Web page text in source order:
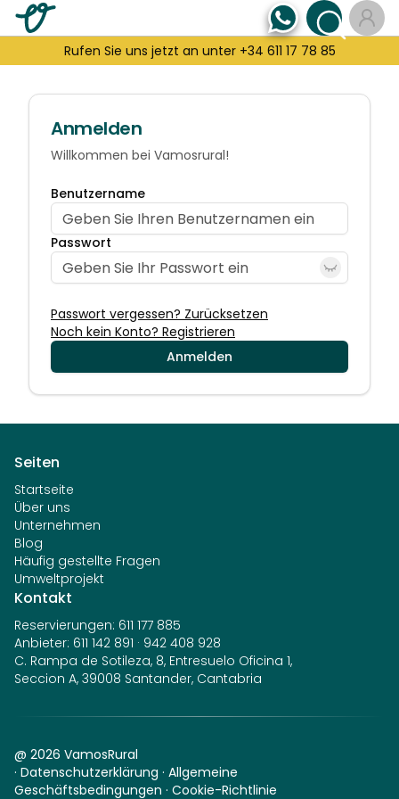
Rufen Sie uns jetzt an unter +34 611 17 78 85
Anmelden
Willkommen bei Vamosrural!
Benutzername
Passwort
Passwort vergessen? Zurücksetzen
Noch kein Konto? Registrieren
Anmelden
Seiten
Startseite
Über uns
Unternehmen
Blog
Häufig gestellte Fragen
Umweltprojekt
Kontakt
Reservierungen: 611 177 885
Anbieter: 611 142 891 · 942 408 928
C. Rampa de Sotileza, 8, Entresuelo Oficina 1,
Seccion A, 39008 Santander, Cantabria
@ 2026 VamosRural
· Datenschutzerklärung · Allgemeine
Geschäftsbedingungen · Cookie-Richtlinie